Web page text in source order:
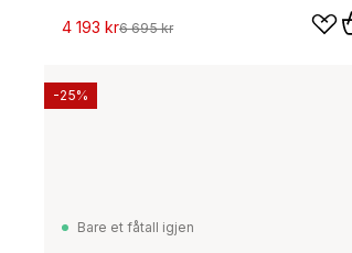
4 193 kr6 695 kr
Bare et fåtall igjen
-25%